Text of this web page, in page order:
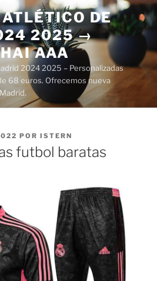
DE
2025 →
AAA
2024 2025 – Personalizadas
68 euros. Ofrecemos nueva
POR ISTERN
futbol baratas